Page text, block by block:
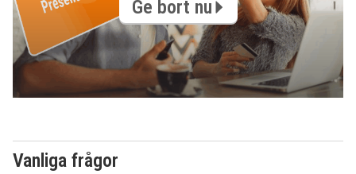
Ge bort nu
Vanliga frågor